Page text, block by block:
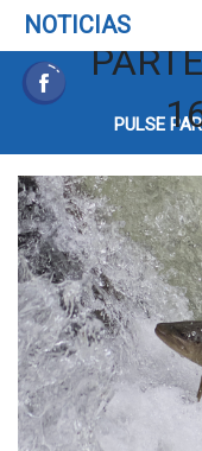
PULSE
NOTICIAS